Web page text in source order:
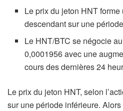
Le prix du jeton HNT
descendant sur une
Le HNT/BTC se négocie
0,0001956 avec une
cours des dernières 24
Le prix du jeton HNT, selon
sur une période inférieure.